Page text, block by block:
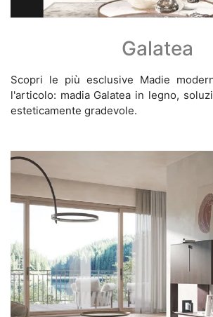
Galatea
Scopri le più esclusive Madie
l'articolo: madia Galatea in legno,
esteticamente gradevole.